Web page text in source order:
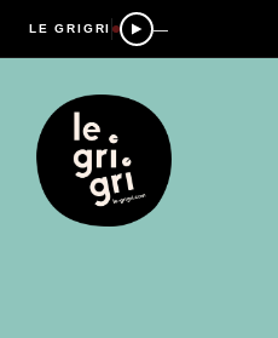
LE GRIGRI —